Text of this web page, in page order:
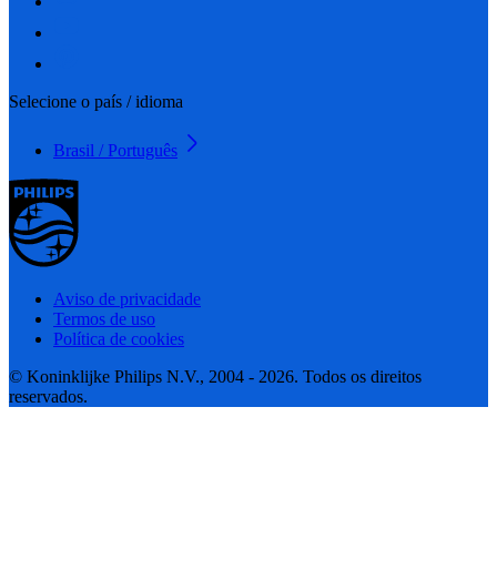
Selecione o país / idioma
Brasil / Português
Aviso de privacidade
Termos de uso
Política de cookies
© Koninklijke Philips N.V., 2004 - 2026. Todos os direitos
reservados.